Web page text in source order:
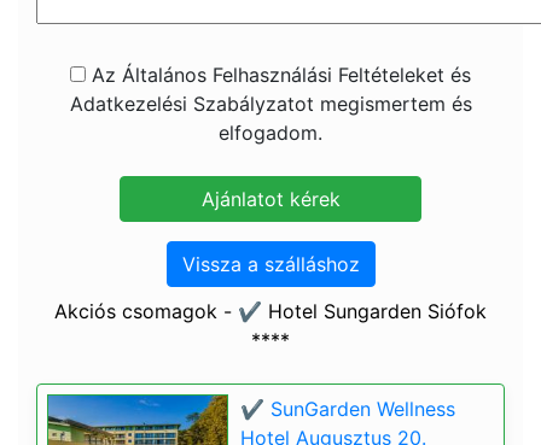
Az Általános Felhasználási Feltételeket és
Adatkezelési Szabályzatot megismertem és
elfogadom.
Vissza a szálláshoz
Akciós csomagok - ✔️ Hotel Sungarden Siófok
****
✔️ SunGarden Wellness
Hotel Augusztus 20.